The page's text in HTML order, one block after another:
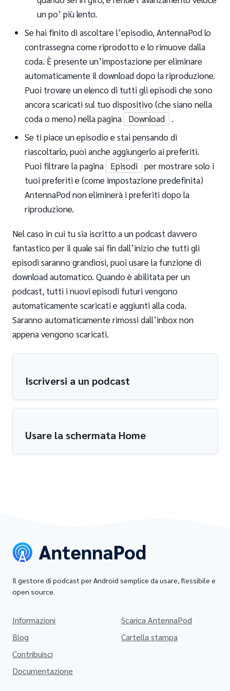
un po’ più lento.
Se hai finito di ascoltare l’episodio, AntennaPod lo
contrassegna come riprodotto e lo rimuove dalla
coda. È presente un’impostazione per eliminare
automaticamente il download dopo la riproduzione.
Puoi trovare un elenco di tutti gli episodi che sono
ancora scaricati sul tuo dispositivo (che siano nella
coda o meno) nella pagina
Download
.
Se ti piace un episodio e stai pensando di
riascoltarlo, puoi anche aggiungerlo ai preferiti.
Puoi filtrare la pagina
Episodi per mostrare solo i
tuoi preferiti e (come impostazione predefinita)
AntennaPod non eliminerà i preferiti dopo la
riproduzione.
Nel caso in cui tu sia iscritto a un podcast davvero
fantastico per il quale sai fin dall’inizio che tutti gli
episodi saranno grandiosi, puoi usare la funzione di
download automatico. Quando è abilitata per un
podcast, tutti i nuovi episodi futuri vengono
automaticamente scaricati e aggiunti alla coda.
Saranno automaticamente rimossi dall’inbox non
appena vengono scaricati.
Iscriversi a un podcast
Usare la schermata Home
Il gestore di podcast per Android semplice da usare, flessibile e
open source.
Informazioni
Blog
Contribuisci
Documentazione
Scarica AntennaPod
Cartella stampa